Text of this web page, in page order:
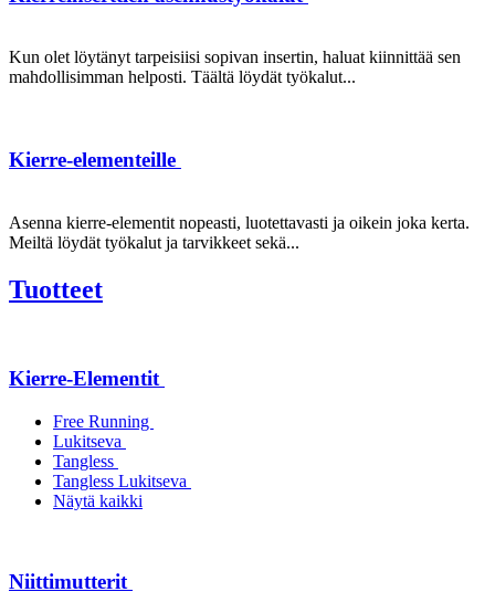
Kun olet löytänyt tarpeisiisi sopivan insertin, haluat kiinnittää sen
mahdollisimman helposti. Täältä löydät työkalut...
Kierre-elementeille
Asenna kierre-elementit nopeasti, luotettavasti ja oikein joka kerta.
Meiltä löydät työkalut ja tarvikkeet sekä...
Tuotteet
Kierre-Elementit
Free Running
Lukitseva
Tangless
Tangless Lukitseva
Näytä kaikki
Niittimutterit